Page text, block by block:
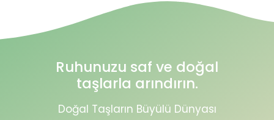
Ruhunuzu saf ve doğal
taşlarla arındırın.
Doğal Taşların Büyülü Dünyası